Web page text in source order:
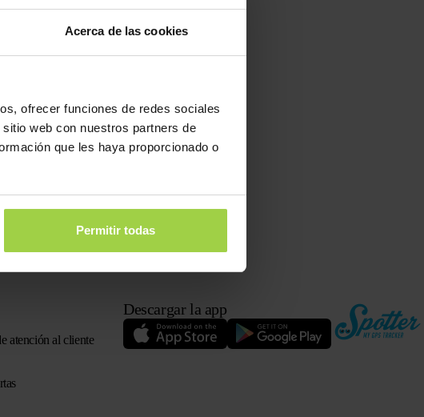
Acerca de las cookies
ofrecer funciones de redes sociales
web con nuestros partners de
que les haya proporcionado o
Permitir todas
haga clic en
un acceso directo
atención al cliente
Descargar la app